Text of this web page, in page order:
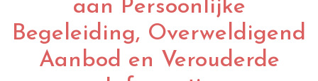
aan Persoonlijke
Begeleiding, Overweldigend
Aanbod en Verouderde